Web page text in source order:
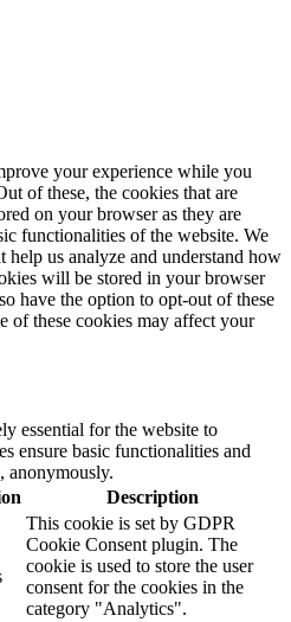
your experience while you
of these, the cookies that are
on your browser as they are
functionalities of the website. We
help us analyze and understand how
will be stored in your browser
have the option to opt-out of these
of these cookies may affect your
essential for the website to
ensure basic functionalities and
anonymously.
Description
This cookie is set by GDPR
Cookie Consent plugin. The
cookie is used to store the user
consent for the cookies in the
category "Analytics".